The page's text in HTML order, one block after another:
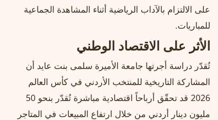
على الالتزام بالآداب الرياضية أثناء المشاهدة الجماعية
للمباريات.
الأثر على الاقتصاد الوطني
تُقدّر دراسة أجرتها جامعة الأميرة سلمى بنت عايد أن
المشاركة التاريخية للمنتخب الأردني في كأس العالم
2026 قد تحقّق أرباحاً اقتصادية مباشرة تُقدّر بنحو 50
مليون دينار أردني من خلال ارتفاع المبيعات في المتاجر